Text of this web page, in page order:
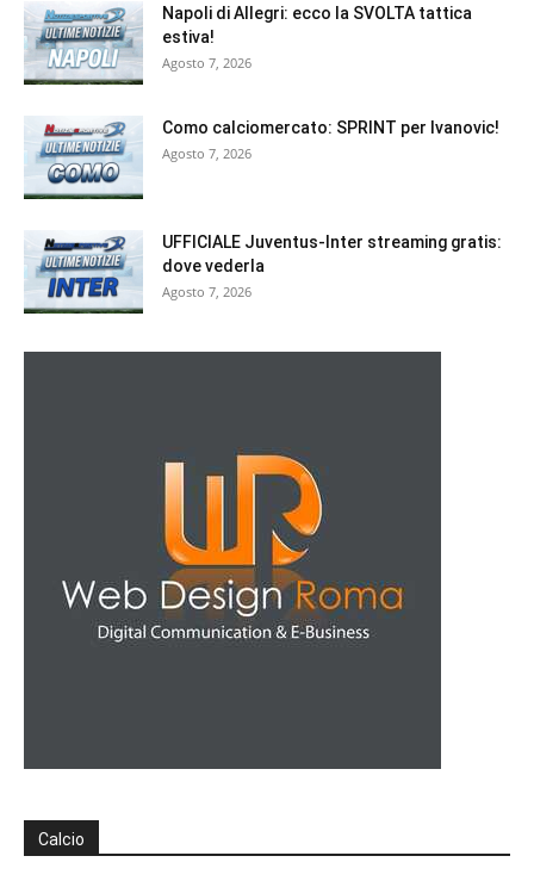
Napoli di Allegri: ecco la SVOLTA tattica
estiva!
Agosto 7, 2026
Como calciomercato: SPRINT per Ivanovic!
Agosto 7, 2026
UFFICIALE Juventus-Inter streaming gratis:
dove vederla
Agosto 7, 2026
Calcio